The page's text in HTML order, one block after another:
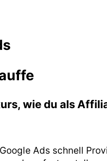
wie du als
Ads schnell